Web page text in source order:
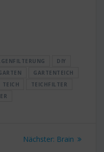
DIY
GARTENTEICH
TEICH
TEICHFILTER
Nächster: Nächster
Brain